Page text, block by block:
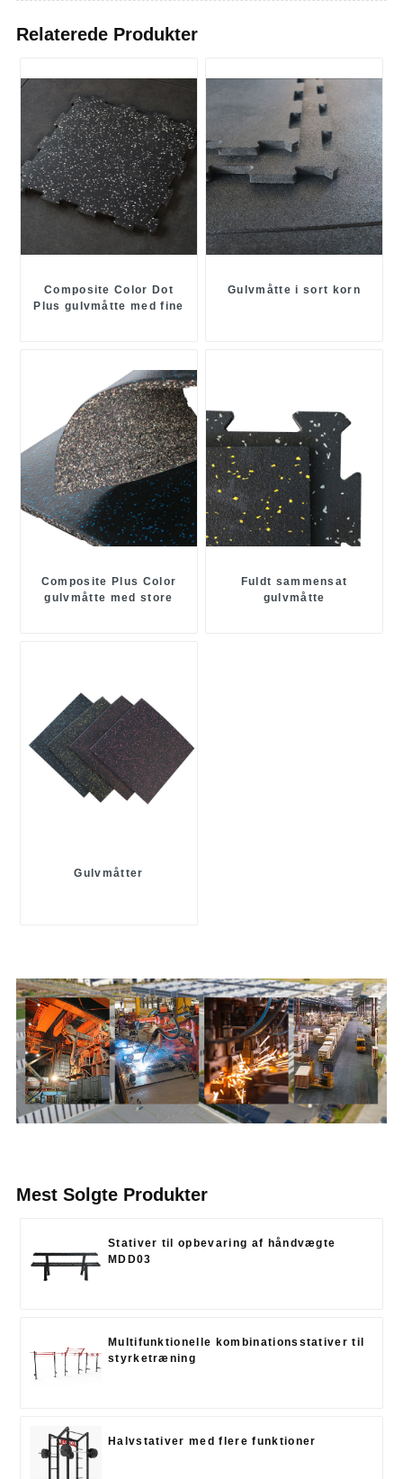
Relaterede Produkter
Composite Color Dot
Plus gulvmåtte med fine
Gulvmåtte i sort korn
Composite Plus Color
gulvmåtte med store
Fuldt sammensat
gulvmåtte
Gulvmåtter
Mest Solgte Produkter
Stativer til opbevaring af håndvægte
MDD03
Multifunktionelle kombinationsstativer til
styrketræning
Halvstativer med flere funktioner